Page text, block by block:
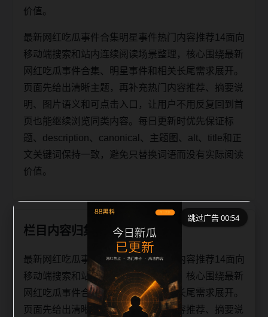
价值。
最新网红吃瓜事件合集明星事件热门内容推荐14面向
移动端搜索和站内连续阅读场景整理，核心围绕最新
网红吃瓜事件合集、明星事件和相关长尾需求展开。
页面先给出清晰主题，再补充热门内容推荐、摘要说
明、图片语义和可点击入口，让用户不用反复回到首
页也能继续浏览同类内容。每日更新时优先保证标
题、description、canonical、主题图、alt、title和正
文关键词保持一致，避免只替换词语而没有实际阅读
价值。
栏目内容归集
最新网红吃瓜事件合集明星事件热门内容推荐14面向
移动端搜索和站内连续阅读场景整理，核心围绕最新
网红吃瓜事件合集、明星事件和相关长尾需求展开。
页面先给出清晰主题，再补充热门内容推荐、摘要说
跳过广告 00:54